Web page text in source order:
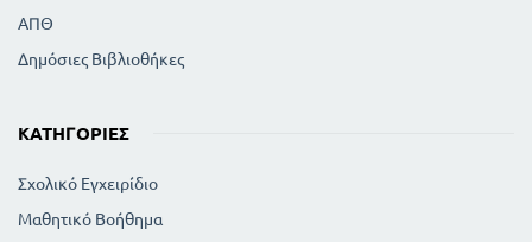
ΑΠΘ
Δημόσιες Βιβλιοθήκες
ΚΑΤΗΓΟΡΊΕΣ
Σχολικό Εγχειρίδιο
Μαθητικό Βοήθημα